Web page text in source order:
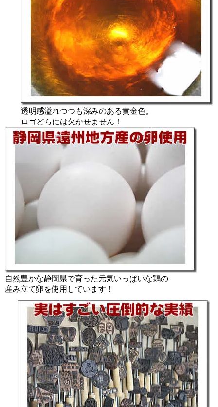
透明感溢れつつも深みのある黄金色。
ロゴどらには欠かせません！
自然豊かな静岡県で育った元気いっぱいな鶏の
産み立て卵を使用しています！